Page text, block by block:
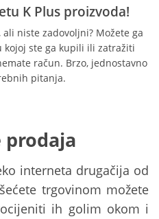
K Plus proizvoda!
niste zadovoljni? Možete ga
ste ga kupili ili zatražiti
račun. Brzo, jednostavno
pitanja.
prodaja
interneta drugačija od
trgovinom možete
ih golim okom i